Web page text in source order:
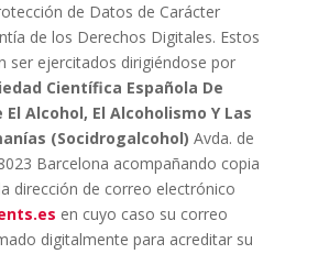
de Datos de Carácter
de los Derechos Digitales. Estos
ser ejercitados dirigiéndose por
Científica Española De
El Alcohol, El Alcoholismo Y Las
(Socidrogalcohol) Avda. de
Barcelona acompañando copia
dirección de correo electrónico
en cuyo caso su correo
digitalmente para acreditar su